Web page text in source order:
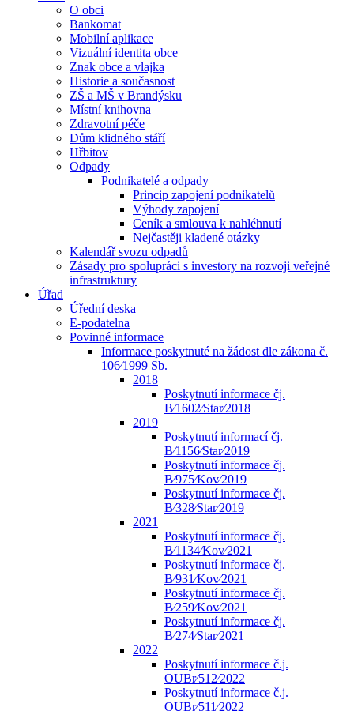
O obci
Bankomat
Mobilní aplikace
Vizuální identita obce
Znak obce a vlajka
Historie a současnost
ZŠ a MŠ v Brandýsku
Místní knihovna
Zdravotní péče
Dům klidného stáří
Hřbitov
Odpady
Podnikatelé a odpady
Princip zapojení podnikatelů
Výhody zapojení
Ceník a smlouva k nahléhnutí
Nejčastěji kladené otázky
Kalendář svozu odpadů
Zásady pro spolupráci s investory na rozvoji veřejné
infrastruktury
Úřad
Úřední deska
E-podatelna
Povinné informace
Informace poskytnuté na žádost dle zákona č.
106⁄1999 Sb.
2018
Poskytnutí informace čj.
B⁄1602⁄Star⁄2018
2019
Poskytnutí informací čj.
B⁄1156⁄Star⁄2019
Poskytnutí informace čj.
B⁄975⁄Kov⁄2019
Poskytnutí informace čj.
B⁄328⁄Star⁄2019
2021
Poskytnutí informace čj.
B⁄1134⁄Kov⁄2021
Poskytnutí informace čj.
B⁄931⁄Kov⁄2021
Poskytnutí informace čj.
B⁄259⁄Kov⁄2021
Poskytnutí informace čj.
B⁄274⁄Star⁄2021
2022
Poskytnutí informace č.j.
OUBr⁄512⁄2022
Poskytnutí informace č.j.
OUBr⁄511⁄2022